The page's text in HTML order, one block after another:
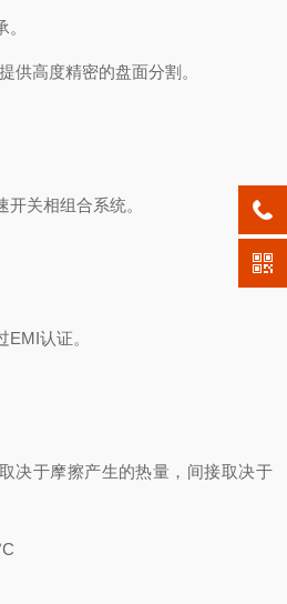
供高度精密的盘面分割。
开关相组合系统。
EMI认证。
决于摩擦产生的热量，间接取决于